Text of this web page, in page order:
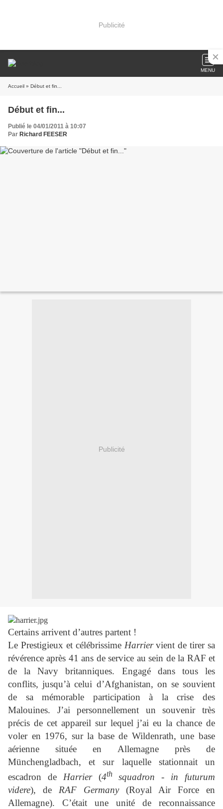
Publicité
MENU
Accueil » Début et fin...
Début et fin...
Publié le 04/01/2011 à 10:07
Par Richard FEESER
Publicité
Certains arrivent d’autres partent !
Le Prestigieux et célébrissime Harriervient de tirer sa
révérence après 41 ans de service au sein de la RAF et
de la Navy britanniques. Engagé dans tous les
conflits, jusqu’à celui d’Afghanistan, on se souvient
de sa mémorable participation à la crise des
Malouines. J’ai personnellement un souvenir très
précis de cet appareil sur lequel j’ai eu la chance de
voler en 1976, sur la base de Wildenrath, une base
aérienne située en Allemagne près de
Münchengladbach, et sur laquelle stationnait un
escadron de Harrier(4thsquadron - in futurum
videre), de RAF Germany(Royal Air Force en
Allemagne). C’était une unité de reconnaissance